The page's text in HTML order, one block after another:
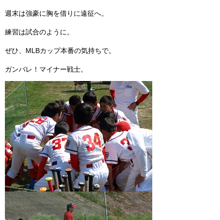
週末は強豪に胸を借りに遠征へ。
練習は試合のように。
ぜひ、MLBカップ本番の気持ちで。
ガンバレ！マイナー戦士。